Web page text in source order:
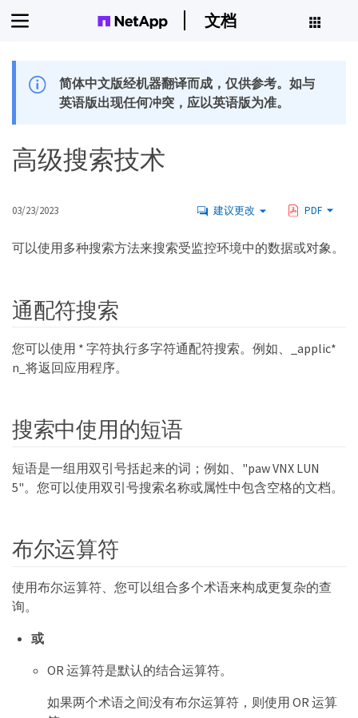
文档
简体中文版经机器翻译而成，仅供参考。如与
英语版出现任何冲突，应以英语版为准。
高级搜索技术
03/23/2023 建议更改 PDF
可以使用多种搜索方法来搜索受监控环境中的数据或对象。
通配符搜索
您可以使用 * 字符执行多字符通配符搜索。例如、_applic*
n_将返回应用程序。
搜索中使用的短语
短语是一组用双引号括起来的词；例如、"paw VNX LUN
5"。您可以使用双引号搜索名称或属性中包含空格的文档。
布尔运算符
使用布尔运算符、您可以组合多个术语来构成更复杂的查
询。
或
OR 运算符是默认的结合运算符。
如果两个术语之间没有布尔运算符，则使用 OR 运算